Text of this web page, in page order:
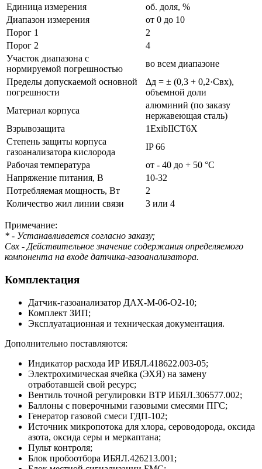
Единица измерения
об. доля, %
Диапазон измерения
от 0 до 10
Порог 1
2
Порог 2
4
Участок диапазона с
нормируемой погрешностью
во всем диапазоне
Пределы допускаемой основной
погрешности
Δд = ± (0,3 + 0,2·Свх),
объемной доли
Материал корпуса
алюминий (по заказу
нержавеющая сталь)
Взрывозащита
1ExibIICT6X
Степень защиты корпуса
газоанализатора кислорода
IP 66
Рабочая температура
от - 40 до + 50 °С
Напряжение питания, В
10-32
Потребляемая мощность, Вт
2
Количество жил линии связи
3 или 4
Примечание:
* - Устанавливается согласно заказу;
Свх - Действительное значение содержания определяемого
компонента на входе датчика-газоанализатора.
Комплектация
Датчик-газоанализатор ДАХ-М-06-O2-10;
Комплект ЗИП;
Эксплуатационная и техническая документация.
Дополнительно поставляются:
Индикатор расхода ИР ИБЯЛ.418622.003-05;
Электрохимическая ячейка (ЭХЯ) на замену
отработавшей свой ресурс;
Вентиль точной регулировки ВТР ИБЯЛ.306577.002;
Баллоны с поверочными газовыми смесями ПГС;
Генератор газовой смеси ГДП-102;
Источник микропотока для хлора, сероводорода, оксида
азота, оксида серы и меркаптана;
Пульт контроля;
Блок пробоотбора ИБЯЛ.426213.001;